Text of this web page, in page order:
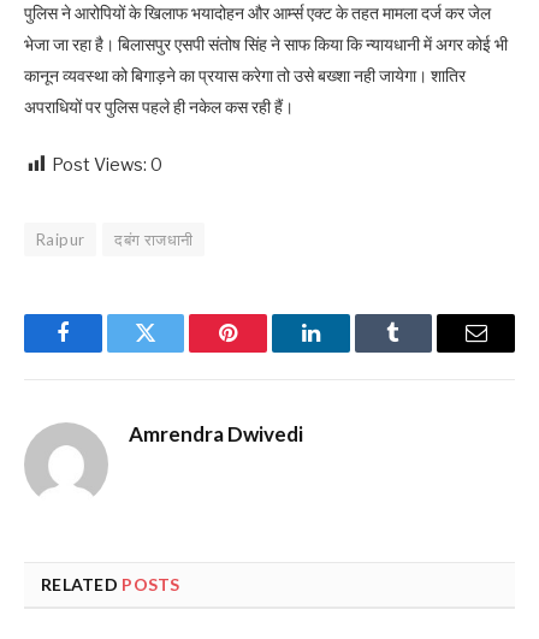
पुलिस ने आरोपियों के खिलाफ भयादोहन और आर्म्स एक्ट के तहत मामला दर्ज कर जेल
भेजा जा रहा है। बिलासपुर एसपी संतोष सिंह ने साफ किया कि न्यायधानी में अगर कोई भी
कानून व्यवस्था को बिगाड़ने का प्रयास करेगा तो उसे बख्शा नही जायेगा। शातिर
अपराधियों पर पुलिस पहले ही नकेल कस रही हैं।
Post Views: 0
Raipur दबंग राजधानी
FacebookTwitter Pinterest LinkedInTumblr Email
Amrendra Dwivedi
RELATED POSTS